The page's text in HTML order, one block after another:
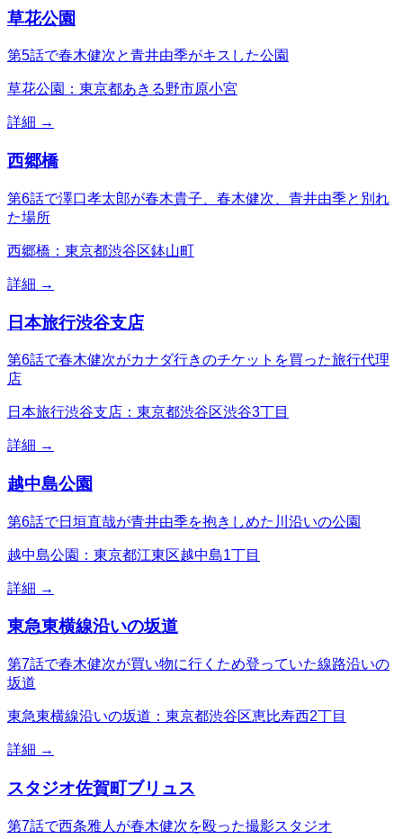
草花公園
第5話で春木健次と青井由季がキスした公園
草花公園：東京都あきる野市原小宮
詳細 →
西郷橋
第6話で澤口孝太郎が春木貴子、春木健次、青井由季と別れ
た場所
西郷橋：東京都渋谷区鉢山町
詳細 →
日本旅行渋谷支店
第6話で春木健次がカナダ行きのチケットを買った旅行代理
店
日本旅行渋谷支店：東京都渋谷区渋谷3丁目
詳細 →
越中島公園
第6話で日垣直哉が青井由季を抱きしめた川沿いの公園
越中島公園：東京都江東区越中島1丁目
詳細 →
東急東横線沿いの坂道
第7話で春木健次が買い物に行くため登っていた線路沿いの
坂道
東急東横線沿いの坂道：東京都渋谷区恵比寿西2丁目
詳細 →
スタジオ佐賀町ブリュス
第7話で西条雅人が春木健次を殴った撮影スタジオ